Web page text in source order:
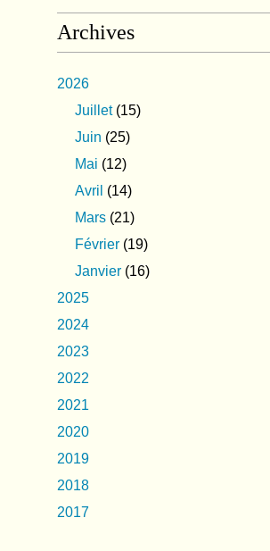
Archives
2026
Juillet(15)
Juin (25)
Mai (12)
Avril (14)
Mars (21)
Février (19)
Janvier (16)
2025
2024
2023
2022
2021
2020
2019
2018
2017